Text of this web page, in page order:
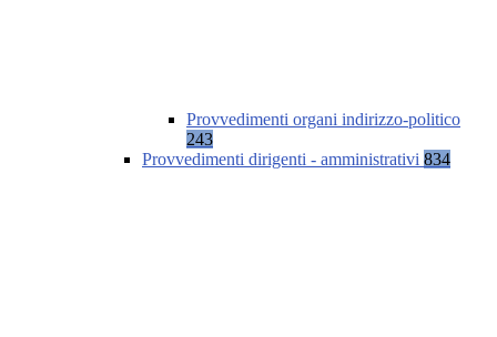
Provvedimenti organi indirizzo-politico
243
Provvedimenti dirigenti - amministrativi 834